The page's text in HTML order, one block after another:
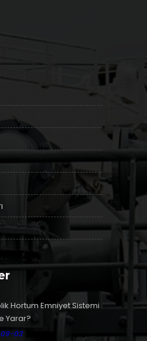
Hortum Emniyet Sistemi
Yarar?
03